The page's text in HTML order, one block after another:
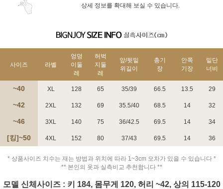
상세 정보를 확대해 보실 수 있습니다.
사이즈 라벨
엉덩
이둘
레
허벅
지둘
레
앞/뒷밑
위길이
총기
장
안쪽
기장
밑단
너비
~40 XL 128 65 35/39 66.5 13.5 29
~42 2XL 132 69 35.5/40 68.5 14 32
~46 3XL 140 75 36/42.5 69.5 14 34
[킹]~50 4XL 152 80 37/43 69.5 14 36
* 상품사이즈 치수는 재는 방법과 위치에 따라 1~3cm 오차가 있을 수 있습니다 *
** 본인의 옷과 실측비교 추천합니다 **
모델 신체사이즈 : 키 184, 몸무게 120, 허리 ~42, 상의 115-120